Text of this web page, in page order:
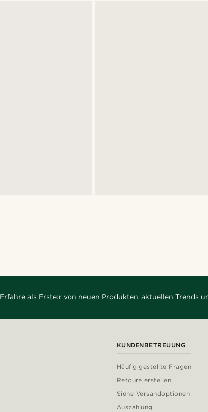
Erfahre als Erste:r von neuen Produkten, aktuellen Trends
KUNDENBETREUUNG
Häufig gestellte Fragen
Retoure erstellen
Siehe Versandoptionen
Auszahlung